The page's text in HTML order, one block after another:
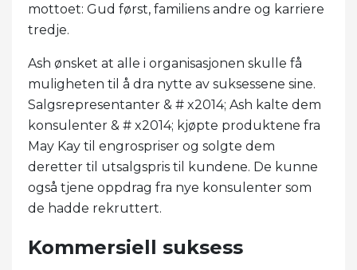
mottoet: Gud først, familiens andre og karriere
tredje.
Ash ønsket at alle i organisasjonen skulle få
muligheten til å dra nytte av suksessene sine.
Salgsrepresentanter & # x2014; Ash kalte dem
konsulenter & # x2014; kjøpte produktene fra
May Kay til engrospriser og solgte dem
deretter til utsalgspris til kundene. De kunne
også tjene oppdrag fra nye konsulenter som
de hadde rekruttert.
Kommersiell suksess